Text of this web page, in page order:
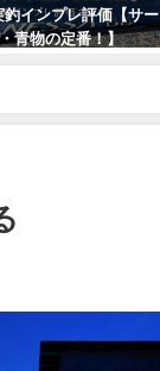
釣インプレ評価【サー
青物の定番！】